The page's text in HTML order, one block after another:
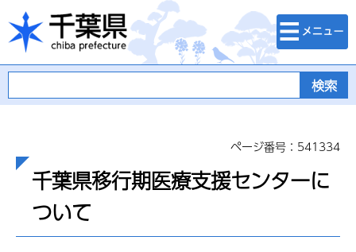
千葉県
検索・メニュ
ー
ページ番号：541334
千葉県移行期医療支援センターに
ついて